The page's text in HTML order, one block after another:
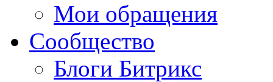
Мои обращения
Сообщество
Блоги Битрикс